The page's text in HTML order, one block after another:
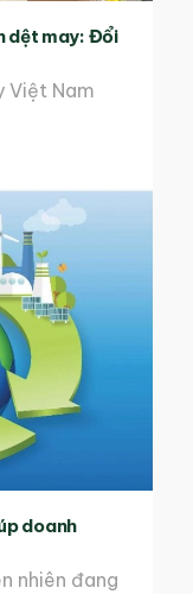
dệt may: Đổi
Việt Nam
doanh
nhiên đang